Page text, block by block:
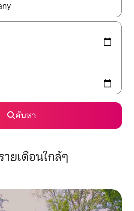
สัมผัสหรือปัด เพื่อสำรวจผลการค้นหา
ค้นหา
ยเดือนใกล้ๆ